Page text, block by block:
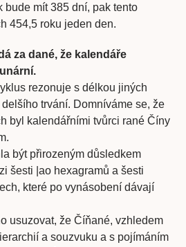
bude mít 385 dní, pak tento
454,5 roku jeden den.
za dané, že kalendáře
rezonuje s délkou jiných
trvání. Domníváme se, že
byl kalendářními tvůrci rané Číny
být přirozeným důsledkem
šesti |ao hexagramů a šesti
které po vynásobení dávají
usuzovat, že Číňané, vzhledem
a souzvuku a s pojímáním